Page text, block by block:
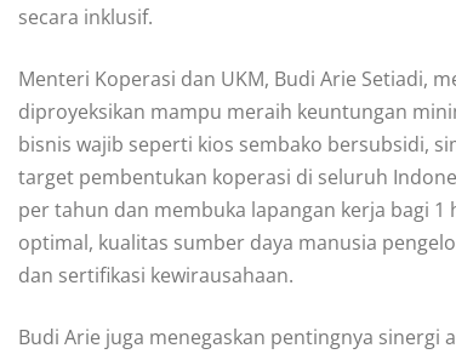
secara inklusif.
Menteri Koperasi dan UKM, Budi Arie Setiadi,
diproyeksikan mampu meraih keuntungan
bisnis wajib seperti kios sembako bersubsidi,
target pembentukan koperasi di seluruh
per tahun dan membuka lapangan kerja bagi
optimal, kualitas sumber daya manusia
dan sertifikasi kewirausahaan.
Budi Arie juga menegaskan pentingnya